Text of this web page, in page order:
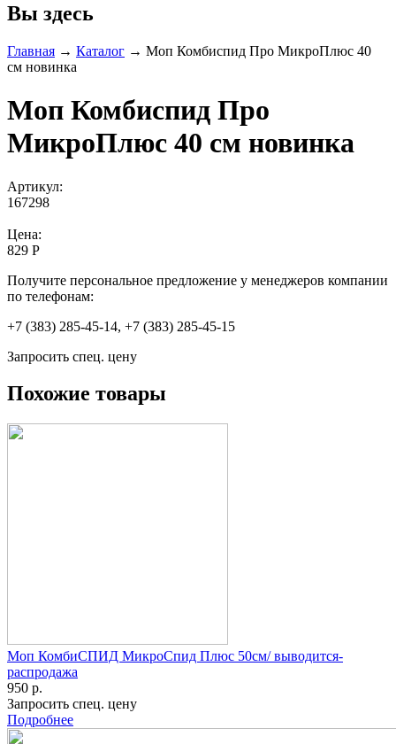
Вы здесь
Главная → Каталог → Моп Комбиспид Про МикроПлюс 40
см новинка
Моп Комбиспид Про
МикроПлюс 40 см новинка
Артикул:
167298
Цена:
829 Р
Получите персональное предложение у менеджеров компании
по телефонам:
+7 (383) 285-45-14, +7 (383) 285-45-15
Запросить спец. цену
Похожие товары
Моп КомбиСПИД МикроСпид Плюс 50см/ выводится-
распродажа
950 р.
Запросить спец. цену
Подробнее